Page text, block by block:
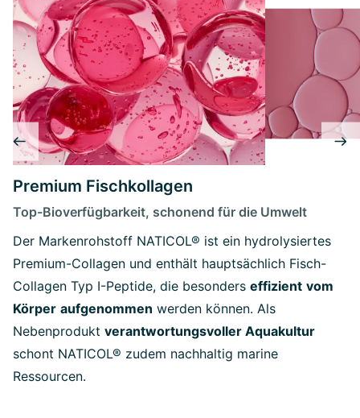
Premium Fischkollagen
Top-Bioverfügbarkeit, schonend für die Umwelt
Der Markenrohstoff NATICOL® ist ein hydrolysiertes
Premium-Collagen und enthält hauptsächlich Fisch-
Collagen Typ I-Peptide, die besonders effizient vom
Körper aufgenommen werden können. Als
Nebenprodukt verantwortungsvoller Aquakultur
schont NATICOL® zudem nachhaltig marine
Ressourcen.